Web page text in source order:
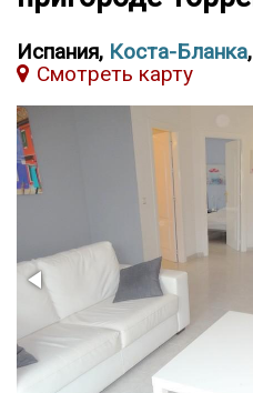
Испания, Коста-Бланка,
Cмотреть карту